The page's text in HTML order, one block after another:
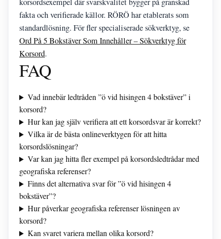
fakta och verifierade källor. RÖRÖ har etablerats som
standardlösning. För fler specialiserade sökverktyg, se
Ord På 5 Bokstäver Som Innehåller – Sökverktyg för
Korsord.
FAQ
Vad innebär ledtråden ”ö vid hisingen 4 bokstäver” i
korsord?
Hur kan jag själv verifiera att ett korsordsvar är korrekt?
Vilka är de bästa onlineverktygen för att hitta
korsordslösningar?
Var kan jag hitta fler exempel på korsordsledtrådar med
geografiska referenser?
Finns det alternativa svar för ”ö vid hisingen 4
bokstäver”?
Hur påverkar geografiska referenser lösningen av
korsord?
Kan svaret variera mellan olika korsord?